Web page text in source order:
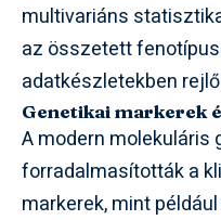
multivariáns
az összetett
adatkészletekben
Genetikai markerek
A modern molekuláris
forradalmasították a
markerek, mint